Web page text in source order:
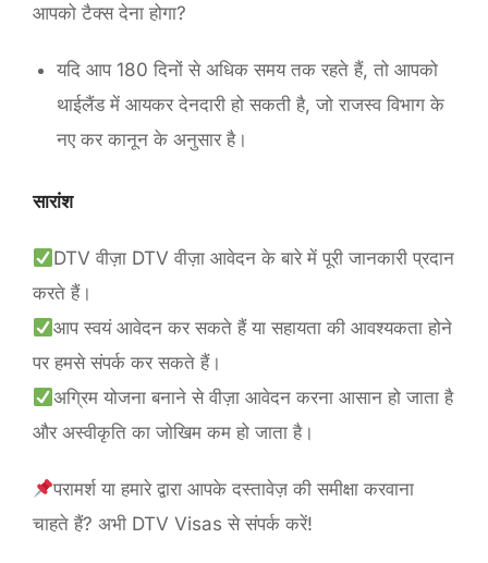
आपको टैक्स देना होगा?
यदि आप 180 दिनों से अधिक समय तक रहते हैं, तो आपको
थाईलैंड में आयकर देनदारी हो सकती है, जो राजस्व विभाग के
नए कर कानून के अनुसार है।
सारांश
DTV वीज़ा DTV वीज़ा आवेदन के बारे में पूरी जानकारी प्रदान
करते हैं।
आप स्वयं आवेदन कर सकते हैं या सहायता की आवश्यकता होने
पर हमसे संपर्क कर सकते हैं।
अग्रिम योजना बनाने से वीज़ा आवेदन करना आसान हो जाता है
और अस्वीकृति का जोखिम कम हो जाता है।
परामर्श या हमारे द्वारा आपके दस्तावेज़ की समीक्षा करवाना
चाहते हैं? अभी DTV Visas से संपर्क करें!